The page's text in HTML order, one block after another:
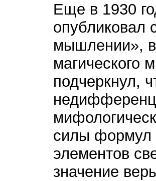
Еще в 1930
опубликовал
мышлении», в
магического
подчеркнул,
силы формул
элементов
значение